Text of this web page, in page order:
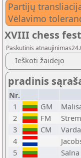
Partijų
Vėlavimo
XVIII chess
Paskutinis
Ieškoti žaidėjo
pradinis
Nr.
1
GM
2
FM
3
CM
4
5